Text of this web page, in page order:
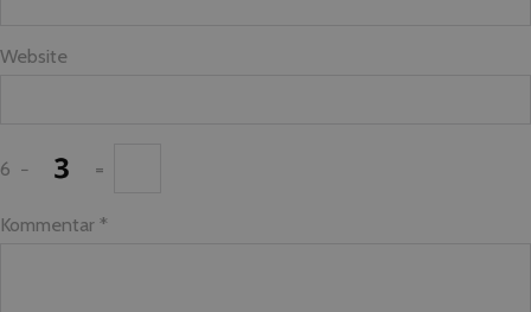
Website
6 − =
Kommentar *